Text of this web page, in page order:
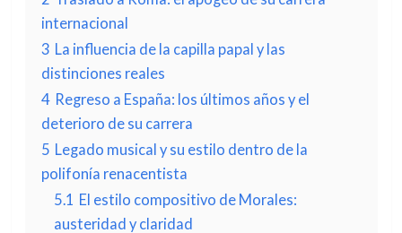
internacional
3 La influencia de la capilla papal y las
distinciones reales
4 Regreso a España: los últimos años y el
deterioro de su carrera
5 Legado musical y su estilo dentro de la
polifonía renacentista
5.1 El estilo compositivo de Morales:
austeridad y claridad